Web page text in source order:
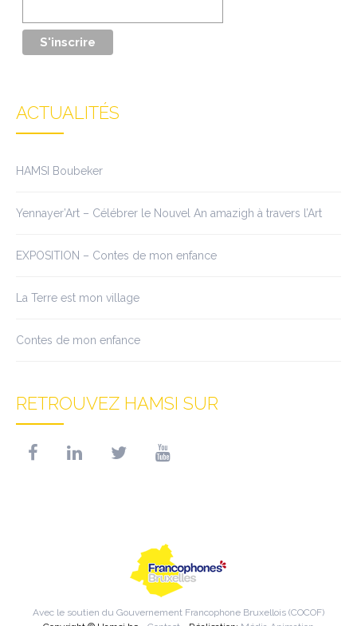
ACTUALITÉS
HAMSI Boubeker
Yennayer’Art – Célébrer le Nouvel An amazigh à travers l’Art
EXPOSITION – Contes de mon enfance
La Terre est mon village
Contes de mon enfance
RETROUVEZ HAMSI SUR
Avec le soutien du Gouvernement Francophone Bruxellois (COCOF)